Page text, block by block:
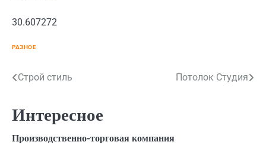
30.607272
РАЗНОЕ
Навигация
записям
Строй стиль Потолок Студия
Интересное
Производственно-торговая компания